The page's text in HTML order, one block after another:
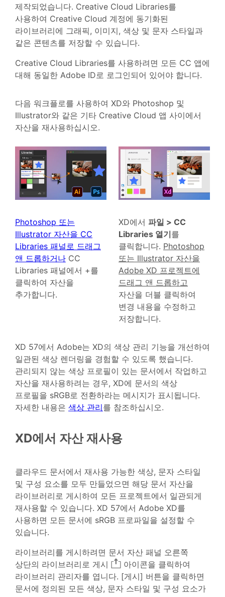
제작되었습니다. Creative Cloud Libraries를
사용하여 Creative Cloud 계정에 동기화된
라이브러리에 그래픽, 이미지, 색상 및 문자 스타일과
같은 콘텐츠를 저장할 수 있습니다.
Creative Cloud Libraries를 사용하려면 모든 CC 앱에
대해 동일한 Adobe ID로 로그인되어 있어야 합니다.
다음 워크플로를 사용하여 XD와 Photoshop 및
Illustrator와 같은 기타 Creative Cloud 앱 사이에서
자산을 재사용하십시오.
Photoshop 또는
Illustrator 자산을 CC
Libraries 패널로 드래그
앤 드롭하거나 CC
Libraries 패널에서 +를
클릭하여 자산을
추가합니다.
XD에서 파일 > CC
Libraries 열기를
클릭합니다. Photoshop
또는 Illustrator 자산을
Adobe XD 프로젝트에
드래그 앤 드롭하고
자산을 더블 클릭하여
변경 내용을 수정하고
저장합니다.
XD 57에서 Adobe는 XD의 색상 관리 기능을 개선하여
일관된 색상 렌더링을 경험할 수 있도록 했습니다.
관리되지 않는 색상 프로필이 있는 문서에서 작업하고
자산을 재사용하려는 경우, XD에 문서의 색상
프로필을 sRGB로 전환하라는 메시지가 표시됩니다.
자세한 내용은 색상 관리를 참조하십시오.
XD에서 자산 재사용
클라우드 문서에서 재사용 가능한 색상, 문자 스타일
및 구성 요소를 모두 만들었으면 해당 문서 자산을
라이브러리로 게시하여 모든 프로젝트에서 일관되게
재사용할 수 있습니다. XD 57에서 Adobe XD를
사용하면 모든 문서에 sRGB 프로파일을 설정할 수
있습니다.
라이브러리를 게시하려면 문서 자산 패널 오른쪽
상단의 라이브러리로 게시
아이콘을 클릭하여
라이브러리 관리자를 엽니다. [게시] 버튼을 클릭하면
문서에 정의된 모든 색상, 문자 스타일 및 구성 요소가